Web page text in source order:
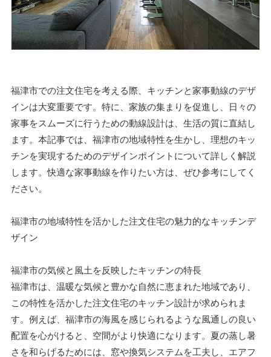
福津市での注文住宅を考える際、キッチンと家事動線のデザ
インは大変重要です。特に、家族の集まりを促進し、日々の
家事をスムーズに行うための動線設計は、生活の質に直結し
ます。本記事では、福津市の地域特性を生かし、理想のキッ
チンを実現するためのデザインポイントについて詳しく解説
します。快適な家事動線を作りたい方は、ぜひ参考にしてく
ださい。
福津市の地域特性を活かした注文住宅の魅力的なキッチンデ
ザイン
福津市の気候と風土を反映したキッチンの特長
福津市は、温暖な気候と豊かな自然に恵まれた地域であり、
この特性を活かした注文住宅のキッチン設計が求められま
す。例えば、福津市の海風を感じられるような風通しの良い
配置を心がけると、空間がより快適になります。夏の蒸し暑
さを和らげるためには、窓や換気システムを工夫し、エアフ